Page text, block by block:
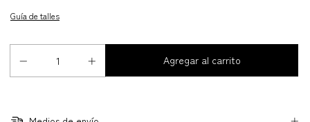
Guía de talles